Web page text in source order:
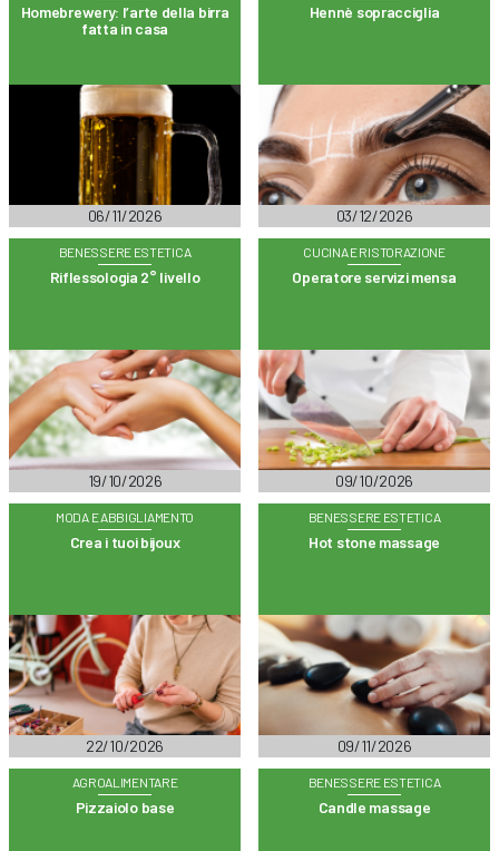
Homebrewery: l’arte della birra
fatta in casa
06/11/2026
Hennè sopracciglia
03/12/2026
BENESSERE ESTETICA
Riflessologia 2° livello
19/10/2026
CUCINA E RISTORAZIONE
Operatore servizi mensa
09/10/2026
MODA E ABBIGLIAMENTO
Crea i tuoi bijoux
22/10/2026
BENESSERE ESTETICA
Hot stone massage
09/11/2026
AGROALIMENTARE
Pizzaiolo base
BENESSERE ESTETICA
Candle massage